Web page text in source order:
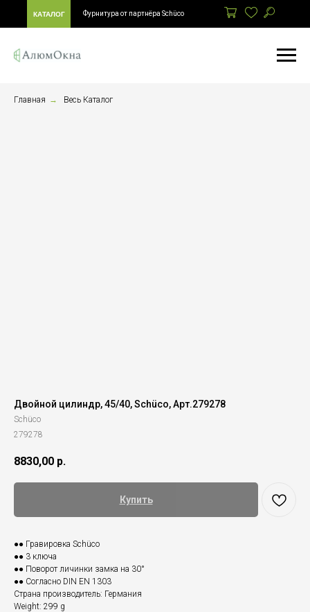
КАТАЛОГ Фурнитура от партнёра Schüco
Главная → Весь Каталог
Двойной цилиндр, 45/40, Schüco, Арт.279278
Schüco
279278
8830,00 р.
Купить
●● Гравировка Schüco
●● 3 ключа
●● Поворот личинки замка на 30°
●● Согласно DIN EN 1303
Страна производитель: Германия
Weight: 299 g